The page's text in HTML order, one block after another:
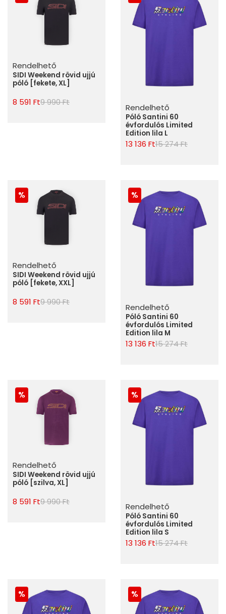
Rendelhető
SIDI Weekend rövid ujjú
póló [fekete, XL]
8 591 Ft9 990 Ft Rendelhető
Póló Santini 60
évfordulós Limited
Edition lila L
13 136 Ft15 274 Ft
Rendelhető
SIDI Weekend rövid ujjú
póló [fekete, XXL]
8 591 Ft9 990 Ft Rendelhető
Póló Santini 60
évfordulós Limited
Edition lila M
13 136 Ft15 274 Ft
Rendelhető
SIDI Weekend rövid ujjú
póló [szilva, XL]
8 591 Ft9 990 Ft Rendelhető
Póló Santini 60
évfordulós Limited
Edition lila S
13 136 Ft15 274 Ft